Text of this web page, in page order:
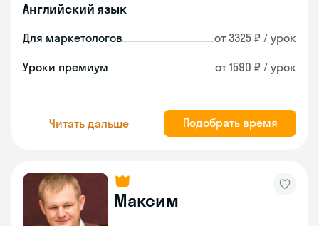
Английский язык
Для маркетологов от 3325 ₽ / урок
Уроки премиум от 1590 ₽ / урок
Читать дальше Подобрать время
Максим